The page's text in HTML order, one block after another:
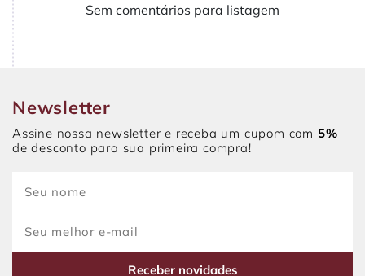
Sem comentários para listagem
Newsletter
Assine nossa newsletter e receba um cupom com 5%
de desconto para sua primeira compra!
Receber novidades